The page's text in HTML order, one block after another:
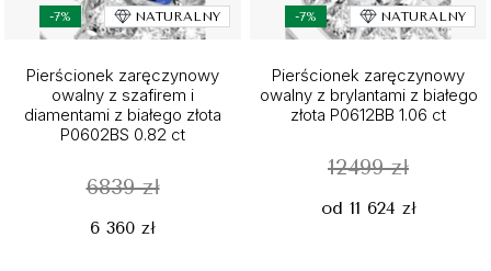
-7% NATURALNY
Pierścionek zaręczynowy
owalny z szafirem i
diamentami z białego złota
P0602BS 0.82 ct
6839 zł
6 360 zł
-7% NATURALNY
Pierścionek zaręczynowy
owalny z brylantami z białego
złota P0612BB 1.06 ct
12499 zł
od 11 624 zł